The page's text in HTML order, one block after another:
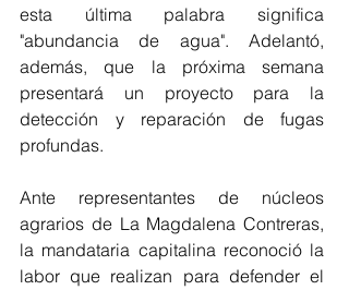
esta última palabra significa
"abundancia de agua". Adelantó,
además, que la próxima semana
presentará un proyecto para la
detección y reparación de fugas
profundas.
Ante representantes de núcleos
agrarios de La Magdalena Contreras,
la mandataria capitalina reconoció la
labor que realizan para defender el